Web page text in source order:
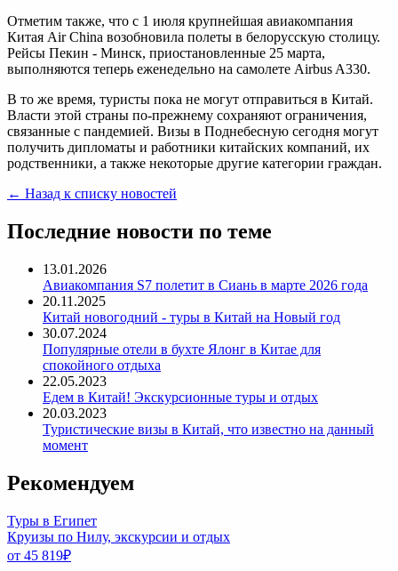
Отметим также, что с 1 июля крупнейшая авиакомпания
Китая Air China возобновила полеты в белорусскую столицу.
Рейсы Пекин - Минск, приостановленные 25 марта,
выполняются теперь еженедельно на самолете Airbus A330.
В то же время, туристы пока не могут отправиться в Китай.
Власти этой страны по-прежнему сохраняют ограничения,
связанные с пандемией. Визы в Поднебесную сегодня могут
получить дипломаты и работники китайских компаний, их
родственники, а также некоторые другие категории граждан.
← Назад к списку новостей
Последние новости по теме
13.01.2026
Авиакомпания S7 полетит в Сиань в марте 2026 года
20.11.2025
Китай новогодний - туры в Китай на Новый год
30.07.2024
Популярные отели в бухте Ялонг в Китае для
спокойного отдыха
22.05.2023
Едем в Китай! Экскурсионные туры и отдых
20.03.2023
Туристические визы в Китай, что известно на данный
момент
Рекомендуем
Туры в Египет
Круизы по Нилу, экскурсии и отдых
от 45 819₽